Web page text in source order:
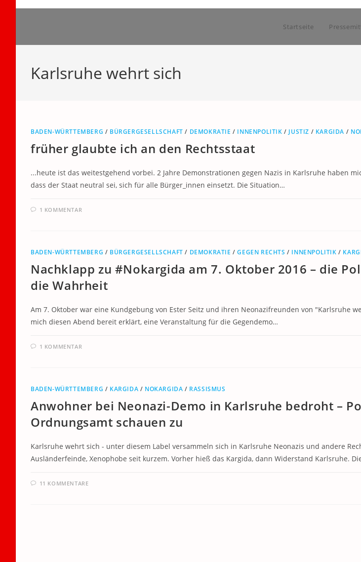
Startseite
Karlsruhe wehrt sich
BADEN-WÜRTTEMBERG / BÜRGERGESELLSCHAFT / DEMOKRATIE / INNENPOLITIK / JUSTIZ / KARGIDA /
früher glaubte ich an den Rechtsstaat
...heute ist das weitestgehend vorbei. 2 Jahre Demonstrationen gegen Nazis in Karlsruhe haben
dass der Staat neutral sei, sich für alle Bürger_innen einsetzt. Die Situation…
1 KOMMENTAR
BADEN-WÜRTTEMBERG / BÜRGERGESELLSCHAFT / DEMOKRATIE /GEGEN RECHTS / INNENPOLITIK /
Nachklapp zu #Nokargida am 7. Oktober 2016 – die
die Wahrheit
Am 7. Oktober war eine Kundgebung von Ester Seitz und ihren Neonazifreunden von "Karlsruhe
mich diesen Abend bereit erklärt, eine Veranstaltung für die Gegendemo…
1 KOMMENTAR
BADEN-WÜRTTEMBERG / KARGIDA / NOKARGIDA / RASSISMUS
Anwohner bei Neonazi-Demo in Karlsruhe bedroht –
Ordnungsamt schauen zu
Karlsruhe wehrt sich - unter diesem Label versammeln sich in Karlsruhe Neonazis und andere
Ausländerfeinde, Xenophobe seit kurzem. Vorher hieß das Kargida, dann Widerstand Karlsruhe.
11 KOMMENTARE